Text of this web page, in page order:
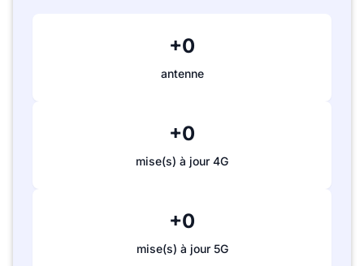
+0
antenne
+0
mise(s) à jour 4G
+0
mise(s) à jour 5G